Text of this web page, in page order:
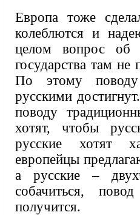
Европа тоже
колеблются и
целом вопрос об
государства там не
По этому поводу
русскими
поводу
хотят, чтобы
русские хотят
европейцы
а русские –
собачиться,
получится.